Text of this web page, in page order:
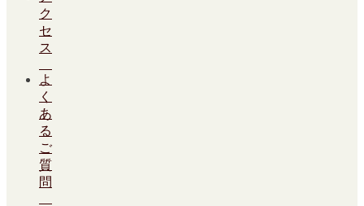
ク
セ
ス
よ
く
あ
る
ご
質
問